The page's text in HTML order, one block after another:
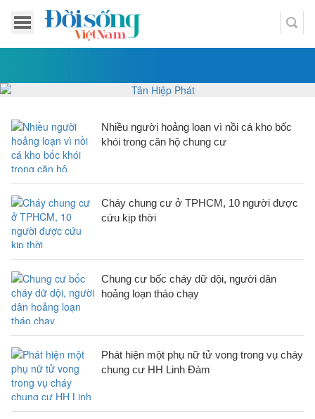
Nhiều người hoảng loạn vì nồi cá kho bốc
khói trong căn hộ chung cư
Cháy chung cư ở TPHCM, 10 người được
cứu kịp thời
Chung cư bốc cháy dữ dội, người dân
hoảng loạn tháo chạy
Phát hiện một phụ nữ tử vong trong vụ cháy
chung cư HH Linh Đàm